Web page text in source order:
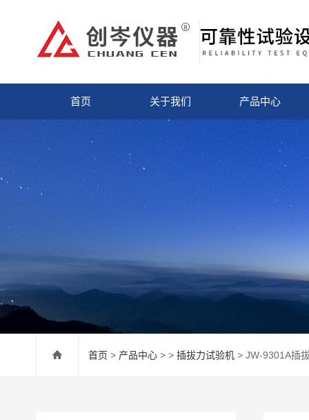
首页 关于我们 产品中心
首页 > 产品中心 > > 插拔力试验机 > JW-9301A插